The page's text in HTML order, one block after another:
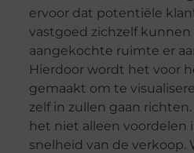
ervoor dat potentiële
vastgoed zichzelf
aangekochte ruimte er
Hierdoor wordt het voor
gemaakt om te
zelf in zullen gaan
het niet alleen voordelen
snelheid van de verkoop.